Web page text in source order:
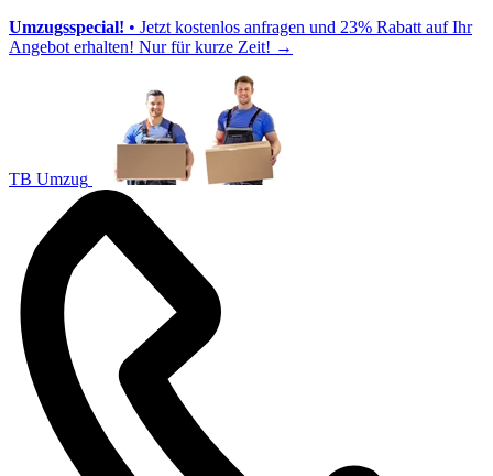
Umzugsspecial! • Jetzt kostenlos anfragen und 23% Rabatt auf Ihr
Angebot erhalten! Nur für kurze Zeit! →
TB Umzug